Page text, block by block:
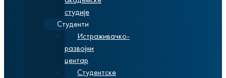
студије
Студенти
Истраживачко-
развојни
центар
Студентске